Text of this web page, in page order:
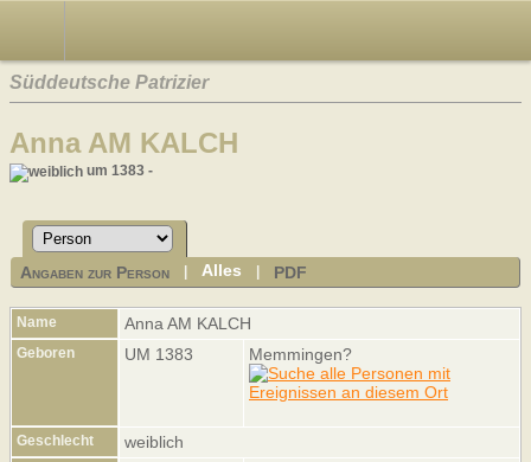
Süddeutsche Patrizier
Anna AM KALCH
um 1383 -
Angaben zur Person |Alles PDF
Name Anna AM KALCH
Geboren UM 1383 Memmingen?
Geschlecht weiblich